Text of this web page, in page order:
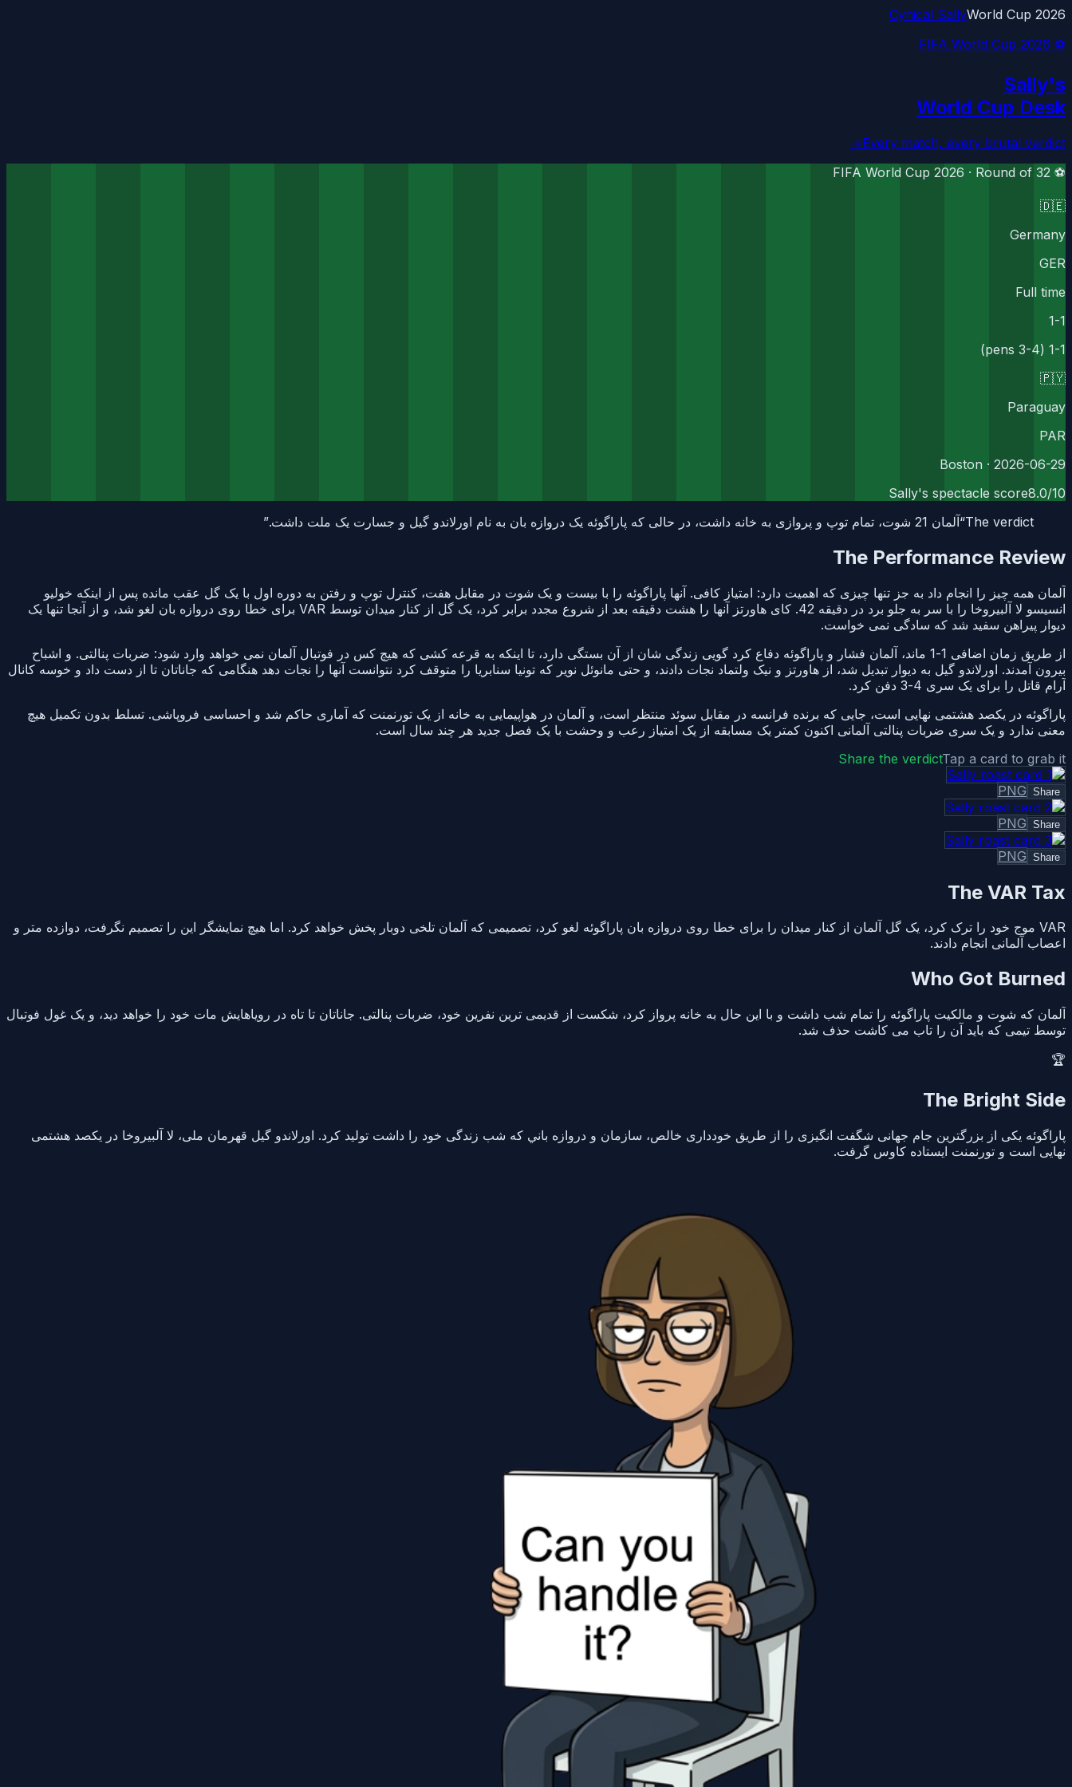
Cynical SallyWorld Cup 2026
⚽ FIFA World Cup 2026
Sally's
World Cup Desk
Every match, every brutal verdict
→
⚽ FIFA World Cup 2026 ·
Round of 32
🇩🇪
Germany
GER
Full time
1-1
1-1 (3-4 pens)
🇵🇾
Paraguay
PAR
2026-06-29
· Boston
Sally's spectacle score8.0/10
The verdict
“آلمان 21 شوت، تمام توپ و پروازی به خانه داشت، در حالی که پاراگوئه یک دروازه بان به نام اورلاندو گیل و جسارت یک ملت داشت. ”
The Performance Review
آلمان همه چیز را انجام داد به جز تنها چیزی که اهمیت دارد: امتیاز کافی. آنها پاراگوئه را با بیست و یک شوت در مقابل هفت، کنترل توپ و رفتن به دوره اول با یک گل عقب مانده پس از اینکه خولیو
انسیسو لا آلبیروخا را با سر به جلو برد در دقیقه 42. کای هاورتز آنها را هشت دقیقه بعد از شروع مجدد برابر کرد، یک گل از کنار میدان توسط VAR برای خطا روی دروازه بان لغو شد، و از آنجا تنها یک
دیوار پیراهن سفید شد که سادگی نمی خواست.
از طریق زمان اضافی 1-1 ماند، آلمان فشار و پاراگوئه دفاع کرد گویی زندگی شان از آن بستگی دارد، تا اینکه به قرعه کشی که هیچ کس در فوتبال آلمان نمی خواهد وارد شود: ضربات پنالتی. و اشباح
بیرون آمدند. اورلاندو گیل به دیوار تبدیل شد، از هاورتز و نیک ولتماد نجات دادند، و حتی مانوئل نویر که تونیا سنابریا را متوقف کرد نتوانست آنها را نجات دهد هنگامی که جاناتان تا از دست داد و خوسه کانال
آرام قاتل را برای یک سری 4-3 دفن کرد.
پاراگوئه در یکصد هشتمی نهایی است، جایی که برنده فرانسه در مقابل سوئد منتظر است، و آلمان در هواپیمایی به خانه از یک تورنمنت که آماری حاکم شد و احساسی فروپاشی. تسلط بدون تکمیل هیچ
معنی ندارد و یک سری ضربات پنالتی آلمانی اکنون کمتر یک مسابقه از یک امتیاز رعب و وحشت با یک فصل جدید هر چند سال است.
Share the verdictTap a card to grab it
Share
PNG
Share
PNG
Share
PNG
The VAR Tax
VAR موج خود را ترک کرد، یک گل آلمان از کنار میدان را برای خطا روی دروازه بان پاراگوئه لغو کرد، تصمیمی که آلمان تلخی دوبار پخش خواهد کرد. اما هیچ نمایشگر این را تصمیم نگرفت، دوازده متر و
اعصاب آلمانی انجام دادند.
Who Got Burned
آلمان که شوت و مالکیت پاراگوئه را تمام شب داشت و با این حال به خانه پرواز کرد، شکست از قدیمی ترین نفرین خود، ضربات پنالتی. جاناتان تا تاه در رویاهایش مات خود را خواهد دید، و یک غول فوتبال
توسط تیمی که باید آن را تاب می کاشت حذف شد.
🏆
The Bright Side
پاراگوئه یکی از بزرگترین جام جهانی شگفت انگیزی را از طریق خودداری خالص، سازمان و دروازه باني که شب زندگی خود را داشت تولید کرد. اورلاندو گیل قهرمان ملی، لا آلبیروخا در یکصد هشتمی
نهایی است و تورنمنت ایستاده کاوس گرفت.